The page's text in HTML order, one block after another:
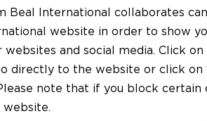
Demande d’assistance technique
Trouver un applicateur
International collaborates can
website in order to show
and social media. Click on
directly to the website or click on
note that if you block certain